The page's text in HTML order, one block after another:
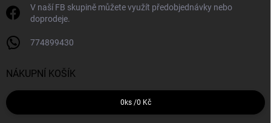
V naší FB skupině můžete využít předobjednávky nebo
doprodeje.
774899430
NÁKUPNÍ KOŠÍK
0ks /0 Kč